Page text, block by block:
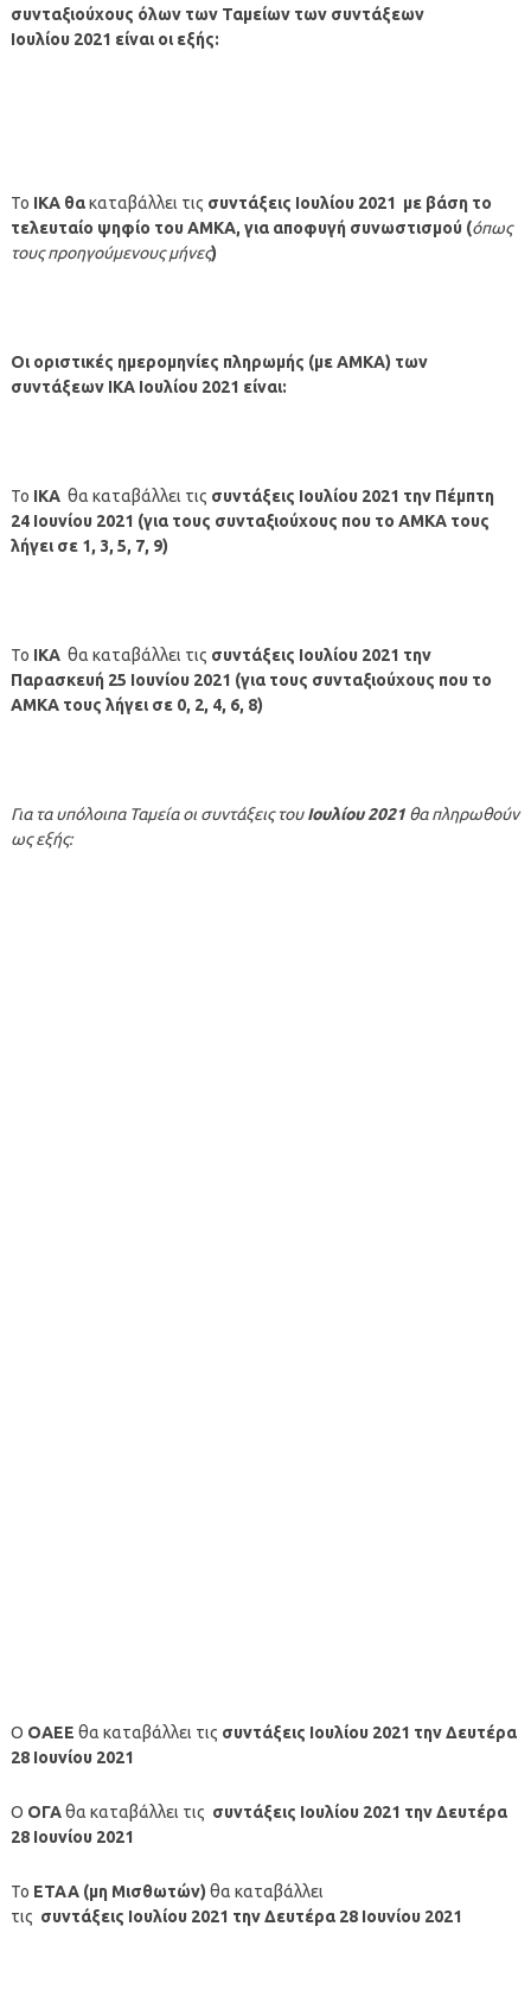
συνταξιούχους όλων των Ταμείων των συντάξεων
Ιουλίου2021 είναι οι εξής:
Το ΙΚΑ θακαταβάλλει τις συντάξεις Ιουλίου2021 με βάση το
τελευταίο ψηφίο του ΑΜΚΑ, για αποφυγή συνωστισμού (όπως
τους προηγούμενους μήνες)
Οι οριστικές ημερομηνίες πληρωμής (με ΑΜΚΑ) των
συντάξεων ΙΚΑ Ιουλίου2021 είναι:
Το ΙΚΑθα καταβάλλει τις συντάξεις Ιουλίου2021 την Πέμπτη
24Ιουνίου 2021 (για τους συνταξιούχους που το ΑΜΚΑ τους
λήγει σε 1, 3, 5, 7, 9)
Το ΙΚΑθα καταβάλλει τις συντάξεις Ιουλίου2021 την
Παρασκευή 25 Ιουνίου 2021 (για τους συνταξιούχους που το
ΑΜΚΑ τους λήγει σε 0, 2, 4, 6, 8)
Για τα υπόλοιπα Ταμεία οι συντάξεις τουΙουλίου2021θα πληρωθούν
ως εξής:
Ο ΟΑΕΕ θα καταβάλλει τις συντάξεις Ιουλίου2021 την Δευτέρα
28 Ιουνίου 2021
Ο ΟΓΑθα καταβάλλει τις συντάξεις Ιουλίου2021 την Δευτέρα
28 Ιουνίου2021
Το ΕΤΑΑ (μη Μισθωτών) θα καταβάλλει
τις συντάξεις Ιουλίου2021 την Δευτέρα 28 Ιουνίου2021